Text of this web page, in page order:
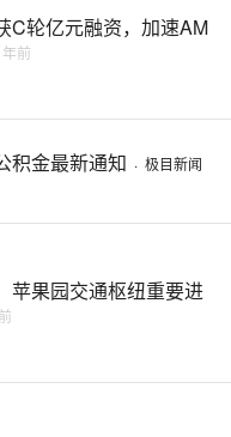
C轮亿元融资，加速AM
前
积金最新通知 · 极目新闻
苹果园交通枢纽重要进